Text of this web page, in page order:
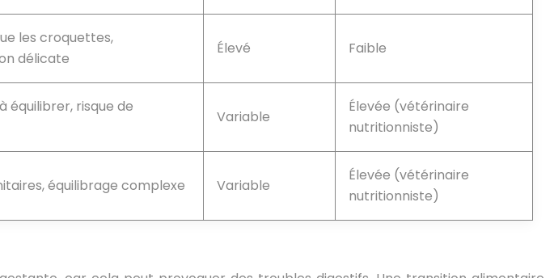
les croquettes,
délicate
Élevé Faible
équilibrer, risque de
Variable
Élevée (vétérinaire
nutritionniste)
équilibrage complexe Variable
Élevée (vétérinaire
nutritionniste)